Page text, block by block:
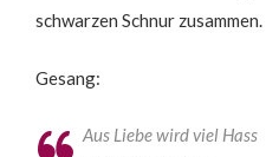
schwarzen Schnur zusammen.
Gesang:
Aus Liebe wird viel Hass